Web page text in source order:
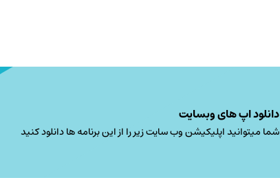
در
انتخاب
شوند
دانلود اپ های وبسایت
شما میتوانید اپلیکیشن وب سایت زیر را از این برنامه ها دانلود کنید